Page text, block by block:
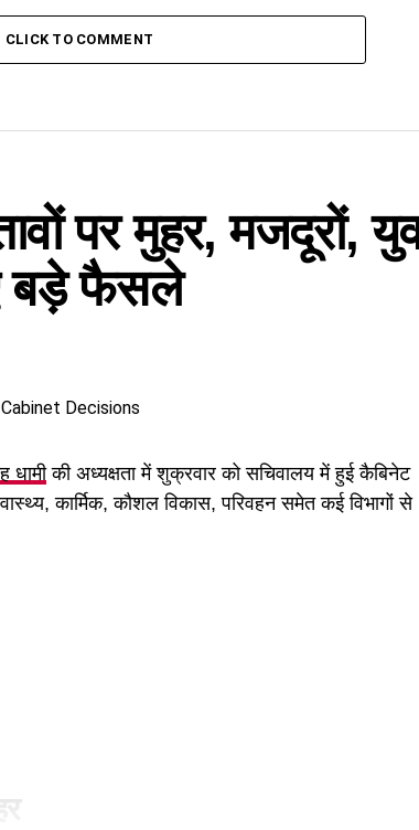
CLICK TO COMMENT
पर मुहर, मजदूरों,
बड़े फैसले
धामीकी अध्यक्षता में शुक्रवार को सचिवालय में हुई कैबिनेट
कार्मिक, कौशल विकास, परिवहन समेत कई विभागों से